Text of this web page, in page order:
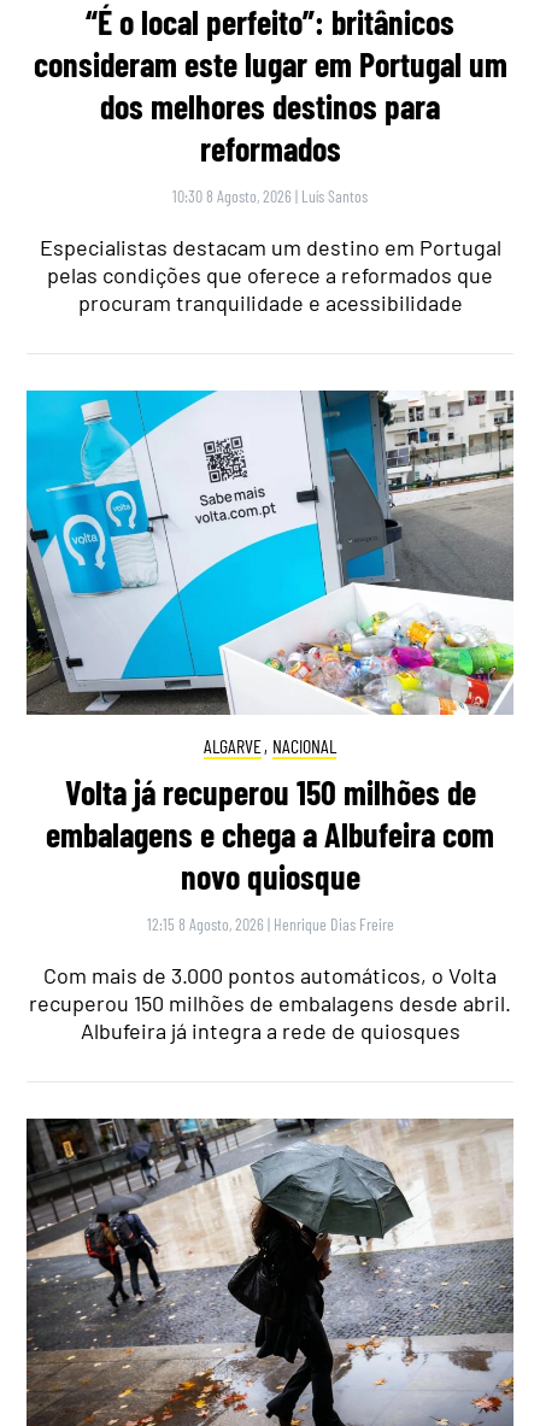
“É o local perfeito”: britânicos
consideram este lugar em Portugal um
dos melhores destinos para
reformados
10:30 8 Agosto, 2026 | Luís Santos
Especialistas destacam um destino em Portugal
pelas condições que oferece a reformados que
procuram tranquilidade e acessibilidade
ALGARVE, NACIONAL
Volta já recuperou 150 milhões de
embalagens e chega a Albufeira com
novo quiosque
12:15 8 Agosto, 2026 | Henrique Dias Freire
Com mais de 3.000 pontos automáticos, o Volta
recuperou 150 milhões de embalagens desde abril.
Albufeira já integra a rede de quiosques